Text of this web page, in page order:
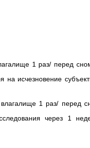
1 раз/ перед
исчезновение
влагалище 1 раз/
через 1